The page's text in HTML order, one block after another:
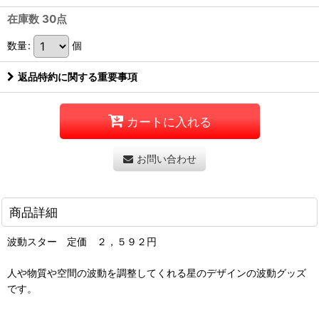
在庫数 30点
数量: 個
返品特約に関する重要事項
カートに入れる
お問い合わせ
商品詳細
波動スター 定価 ２，５９２円
人や物質や空間の波動を調整してくれる星のデザインの波動グッズ
です。